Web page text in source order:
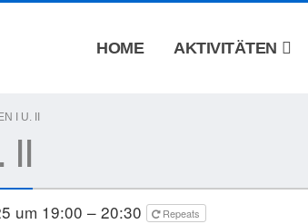
HOME AKTIVITÄTEN
I U. II
II
um 19:00 – 20:30 Repeats